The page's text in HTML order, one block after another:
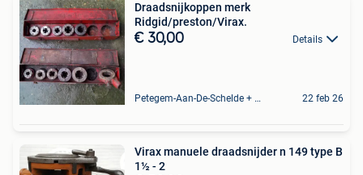
Draadsnijkoppen merk
Ridgid/preston/Virax.
€ 30,00 Details
Petegem-Aan-De-Schelde + Deel Van Oudenaarde 22 feb 26
Virax manuele draadsnijder n 149 type B
1½ - 2